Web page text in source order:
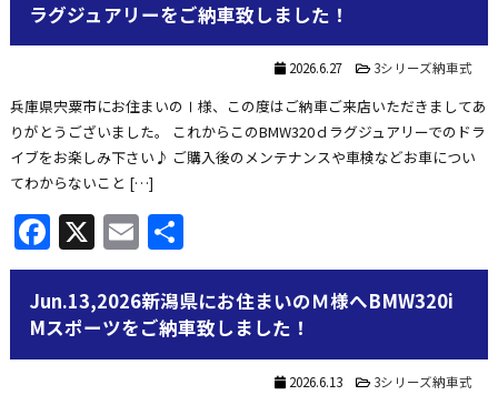
ラグジュアリーをご納車致しました！
2026.6.27 3シリーズ納車式
兵庫県宍粟市にお住まいのⅠ様、この度はご納車ご来店いただきましてあ
りがとうございました。 これからこのBMW320ｄラグジュアリーでのドラ
イブをお楽しみ下さい♪ ご購入後のメンテナンスや車検などお車につい
てわからないこと […]
Facebook
X Email
共
有
Jun.13,2026新潟県にお住まいのＭ様へBMW320i
Mスポーツをご納車致しました！
2026.6.13 3シリーズ納車式